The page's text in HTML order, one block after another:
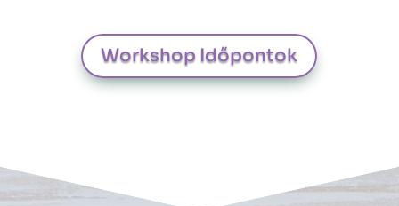
Workshop Időpontok